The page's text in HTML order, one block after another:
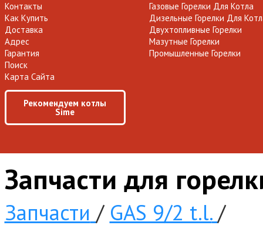
Контакты
Как Купить
Доставка
Адрес
Гарантия
Поиск
Карта Сайта
Рекомендуем котлы
Sime
Газовые Горелки Для Котла
Дизельные Горелки Для
Двухтопливные Горелки
Мазутные Горелки
Промышленные Горелки
Запчасти для
Запчасти / GAS 9/2 t.l. /